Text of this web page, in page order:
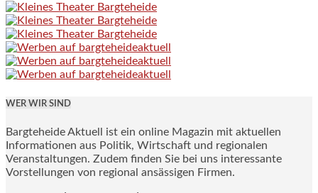
WER WIR SIND
Bargteheide Aktuell ist ein online Magazin mit aktuellen
Informationen aus Politik, Wirtschaft und regionalen
Veranstaltungen. Zudem finden Sie bei uns interessante
Vorstellungen von regional ansässigen Firmen.